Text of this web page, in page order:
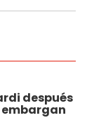
después